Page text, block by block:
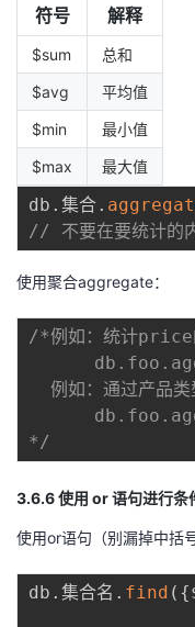
符号 解释
$sum
总和
$avg
平均值
$min
最小值
$max
最大值
db . 集合.
// 不要在要统计的
使用聚合aggregate：
/*例如：统计
例如：通过产品类
*/
3.6.6 使用 or 语句进行条
使用or语句（别漏掉中括号
db . 集合名 . find ( {